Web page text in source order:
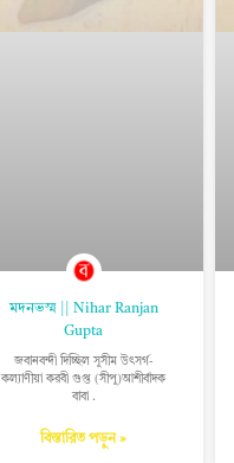
মদনভস্ম || Nihar Ranjan
Gupta
জবানবন্দী দিচ্ছিল সুসীম উৎসর্গ-
কল্যাণীয়া করবী গুপ্ত (সীপু)আশীর্বাদক
বাবা .
বিস্তারিত পড়ুন »